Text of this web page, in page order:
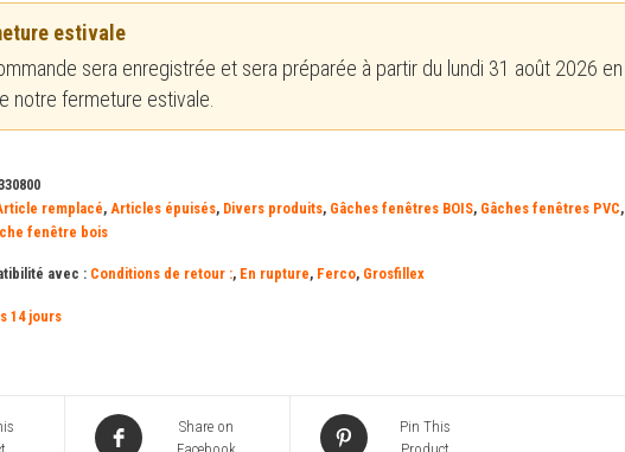
estivale
sera enregistrée et sera préparée à partir du lundi 31 août 2026 en
notre fermeture estivale.
remplacé,Articles épuisés, Divers produits, Gâches fenêtres BOIS, Gâches fenêtres PVC,
fenêtre bois
avec : Conditions de retour :, En rupture, Ferco, Grosfillex
Share on
Pin This